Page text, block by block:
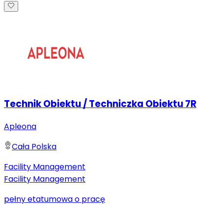
Technik Obiektu / Techniczka Obiektu 7R
Apleona
Cała Polska
Facility Management
Facility Management
pełny etatumowa o pracę